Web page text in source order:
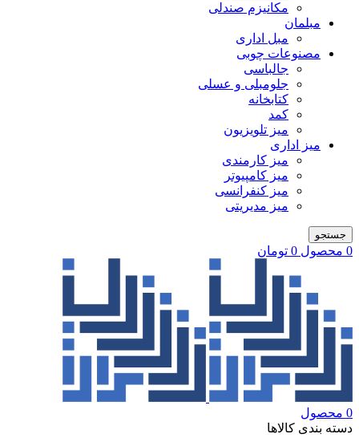
مکانیزم صندلی
مبلمان
مبل اداری
مصنوعات چوبی
جالباسی
جلومبلی و عسلی
کتابخانه
کمد
میز تلویزیون
میز اداری
میز کارمندی
میز کامپیوتر
میز کنفرانسی
میز مدیریتی
جستجو
0 محصول 0 تومان
0 محصول
دسته بندی کالاها